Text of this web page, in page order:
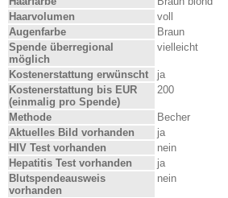
Haarvolumen
voll
Augenfarbe
Braun
Spende überregional
möglich
vielleicht
Kostenerstattung erwünscht
ja
Kostenerstattung bis EUR
(einmalig pro Spende)
200
Methode
Becher
Aktuelles Bild vorhanden
ja
HIV Test vorhanden
nein
Hepatitis Test vorhanden
ja
Blutspendeausweis
vorhanden
nein